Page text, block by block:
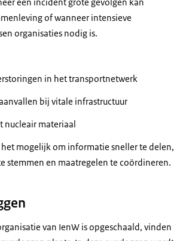
een incident grote gevolgen kan
of wanneer intensieve
organisaties nodig is.
in het transportnetwerk
bij vitale infrastructuur
nucleair materiaal
mogelijk om informatie sneller te delen,
stemmen en maatregelen te coördineren.
van IenW is opgeschaald, vinden